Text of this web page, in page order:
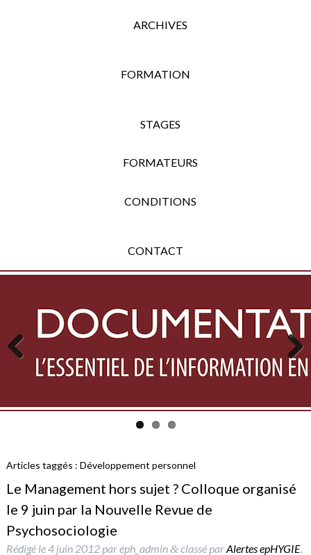
ARCHIVES
FORMATION
STAGES
FORMATEURS
CONDITIONS
CONTACT
Previous Next
Articles taggés : Développement personnel
Le Management hors sujet ? Colloque organisé
le 9 juin par la Nouvelle Revue de
Psychosociologie
Rédigé le4 juin 2012pareph_admin &classé parAlertes epHYGIE.